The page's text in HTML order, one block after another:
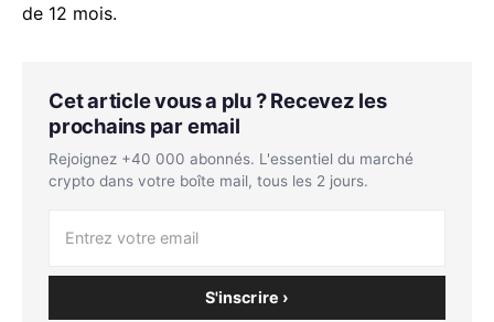
de 12 mois.
Cet article vous a plu ? Recevez les
prochains par email
Rejoignez +40 000 abonnés. L'essentiel du marché
crypto dans votre boîte mail, tous les 2 jours.
S'inscrire ›